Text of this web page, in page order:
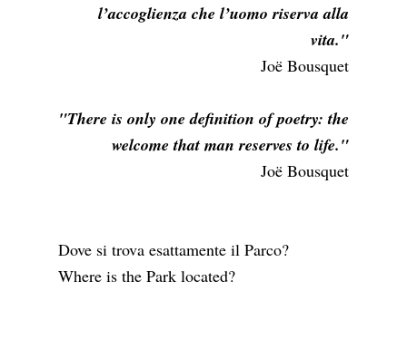
l’accoglienza che l’uomo riserva alla
vita."
Joë Bousquet
"There is only one definition of poetry: the
welcome that man reserves to life."
Joë Bousquet
Dove si trova esattamente il Parco?
Where is the Park located?